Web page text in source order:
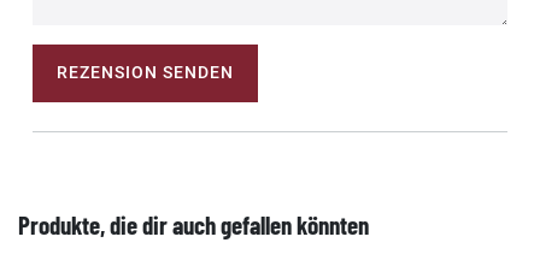
REZENSION SENDEN
Produkte, die dir auch gefallen könnten